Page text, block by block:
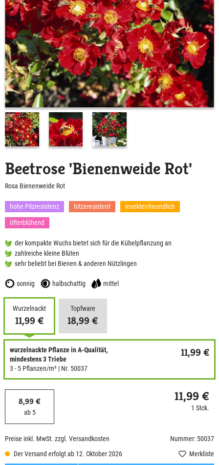
Beetrose 'Bienenweide Rot'
Rosa Bienenweide Rot
hohe Pilzresistenz hitzeresistent insektenfreundlich
öfterblühend
der kompakte Wuchs bietet sich für die Kübelpflanzung an
zahlreiche kleine Blüten
sehr beliebt bei Bienen & anderen Nützlingen
sonnig halbschattig mittel
Wurzelnackt
11,99 €
Topfware
18,99 €
wurzelnackte Pflanze in A-Qualität,
mindestens 3 Triebe
3 - 5 Pflanzen/m² | Nr. 50037
11,99 €
8,99 €
ab 5
11,99 €
1 Stck.
Preise inkl. MwSt. zzgl. Versandkosten
Nummer: 50037
Der Versand erfolgt ab 12. Oktober 2026
Merkliste